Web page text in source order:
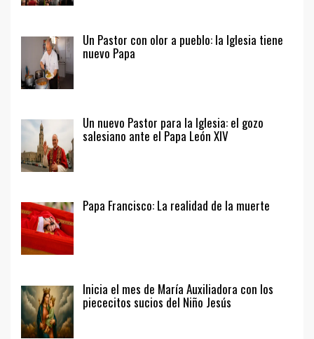
Un Pastor con olor a pueblo: la Iglesia tiene
nuevo Papa
Un nuevo Pastor para la Iglesia: el gozo
salesiano ante el Papa León XIV
Papa Francisco: La realidad de la muerte
Inicia el mes de María Auxiliadora con los
piececitos sucios del Niño Jesús